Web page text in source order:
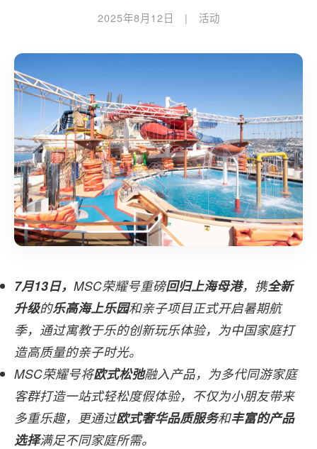
2025年8月12日 | 活动
7月13日， MSC荣耀号重磅回归上海母港，携全新
升级的乐高海上乐园和亲子项目正式开启暑期航
季，通过寓教于乐的创新玩乐体验，为中国家庭打
造高质量的亲子时光。
MSC荣耀号将欧式松弛融入产品，为多代同游家庭
客群打造一站式轻松度假体验，不仅为小朋友带来
多重乐趣，更通过欧式奢华品质服务和丰富的产品
选择满足不同家庭所需。